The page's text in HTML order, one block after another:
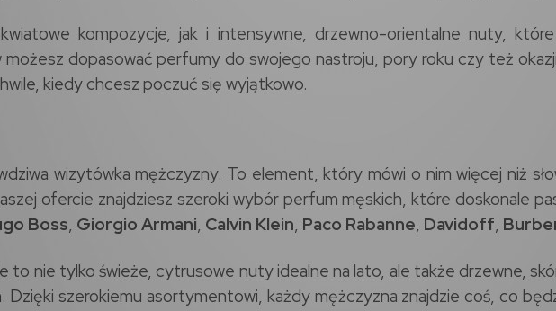
kompozycje, jak i intensywne, drzewno-orientalne nuty,
dopasować perfumy do swojego nastroju, pory roku czy też
kiedy chcesz poczuć się wyjątkowo.
wizytówka mężczyzny. To element, który mówi o nim więcej niż
ofercie znajdziesz szeroki wybór perfum męskich, które doskonale
Boss, Giorgio Armani, Calvin Klein, Paco Rabanne, Davidoff,
to nie tylko świeże, cytrusowe nuty idealne na lato, ale także drzewne,
Dzięki szerokiemu asortymentowi, każdy mężczyzna znajdzie coś, co